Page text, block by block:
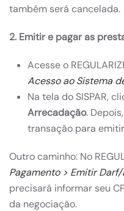
também será cancelada.
2. Emitir e pagar as
Acesse o
Acesso ao Sistema
Na tela do SISPAR,
Arrecadação.
transação para
Outro caminho: No
Pagamento > Emitir
precisará informar seu
da negociação.